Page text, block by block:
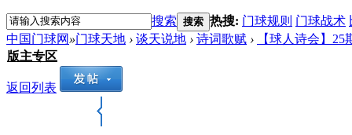
搜索 搜索 热搜: 门球规则 门球战术
中国门球网 »门球天地 › 谈天说地 › 诗词歌赋 ›
【球人诗会】
版主专区
返回列表